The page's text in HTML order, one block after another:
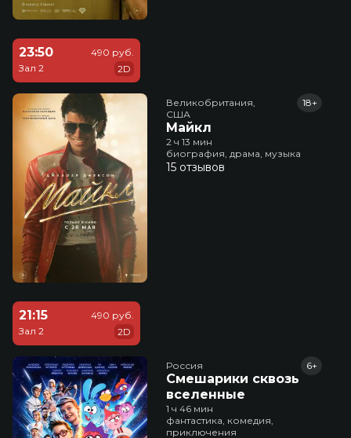
23:50
Зал 2
490 руб.
2D
Великобритания,
США
Майкл
18+
2 ч 13 мин
биография, драма, музыка
15 отзывов
21:15
Зал 2
490 руб.
2D
Россия
Смешарики сквозь
вселенные
6+
1 ч 46 мин
фантастика, комедия,
приключения